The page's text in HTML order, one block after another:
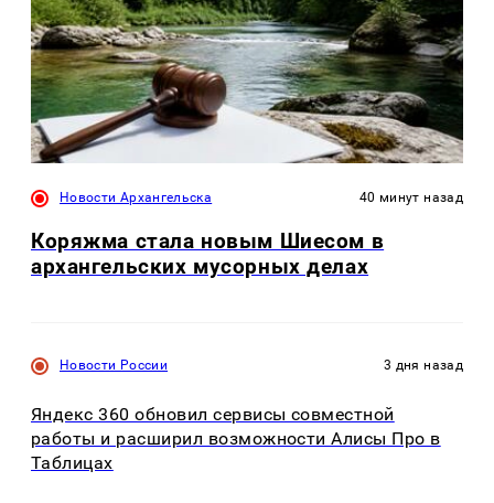
Новости Архангельска 40 минут назад
Коряжма стала новым Шиесом в
архангельских мусорных делах
Новости России 3 дня назад
Яндекс 360 обновил сервисы совместной
работы и расширил возможности Алисы Про в
Таблицах